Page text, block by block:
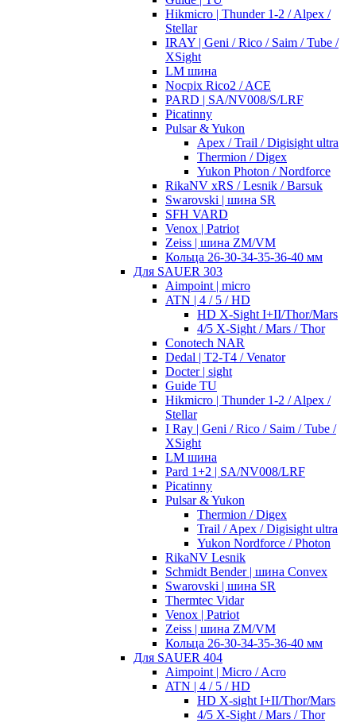
Hikmicro | Thunder 1-2 / Alpex /
Stellar
IRAY | Geni / Rico / Saim / Tube /
XSight
LM шина
Nocpix Rico2 / ACE
PARD | SA/NV008/S/LRF
Picatinny
Pulsar & Yukon
Apex / Trail / Digisight ultra
Thermion / Digex
Yukon Photon / Nordforce
RikaNV xRS / Lesnik / Barsuk
Swarovski | шина SR
SFH VARD
Venox | Patriot
Zeiss | шина ZM/VM
Кольца 26-30-34-35-36-40 мм
Для SAUER 303
Aimpoint | micro
ATN | 4 / 5 / HD
HD X-Sight I+II/Thor/Mars
4/5 X-Sight / Mars / Thor
Conotech NAR
Dedal | T2-T4 / Venator
Docter | sight
Guide TU
Hikmicro | Thunder 1-2 / Alpex /
Stellar
I Ray | Geni / Rico / Saim / Tube /
XSight
LM шина
Pard 1+2 | SA/NV008/LRF
Picatinny
Pulsar & Yukon
Thermion / Digex
Trail / Apex / Digisight ultra
Yukon Nordforce / Photon
RikaNV Lesnik
Schmidt Bender | шина Convex
Swarovski | шина SR
Thermtec Vidar
Venox | Patriot
Zeiss | шина ZM/VM
Кольца 26-30-34-35-36-40 мм
Для SAUER 404
Aimpoint | Micro / Acro
ATN | 4 / 5 / HD
HD X-sight I+II/Thor/Mars
4/5 X-Sight / Mars / Thor